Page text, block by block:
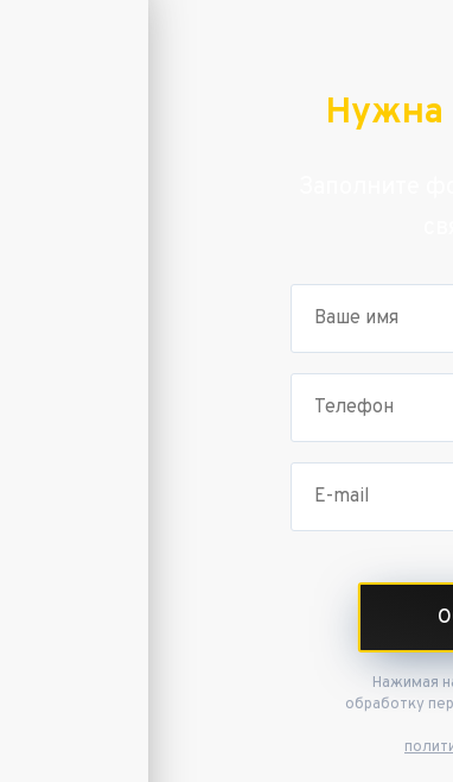
Нужна
Нажимая
обработку